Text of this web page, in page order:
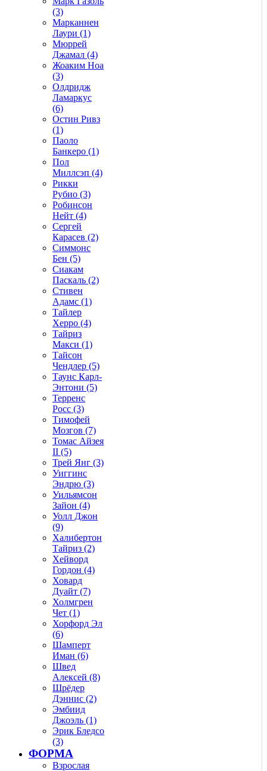
(3)
Марканнен
Лаури (1)
Мюррей
Джамал (4)
Жоаким Ноа
(3)
Олдридж
Ламаркус
(6)
Остин Ривз
(1)
Паоло
Банкеро (1)
Пол
Миллсэп (4)
Рикки
Рубио (3)
Робинсон
Нейт (4)
Сергей
Карасев (2)
Симмонс
Бен (5)
Сиакам
Паскаль (2)
Стивен
Адамс (1)
Тайлер
Херро (4)
Тайриз
Макси (1)
Тайсон
Чендлер (5)
Таунс Карл-
Энтони (5)
Терренс
Росс (3)
Тимофей
Мозгов (7)
Томас Айзея
II (5)
Трей Янг (3)
Уиггинс
Эндрю (3)
Уильямсон
Зайон (4)
Уолл Джон
(9)
Халибертон
Тайриз (2)
Хейворд
Гордон (4)
Ховард
Дуайт (7)
Холмгрен
Чет (1)
Хорфорд Эл
(6)
Шамперт
Иман (6)
Швед
Алексей (8)
Шрёдер
Дэннис (2)
Эмбиид
Джоэль (1)
Эрик Бледсо
(3)
ФОРМА
Взрослая